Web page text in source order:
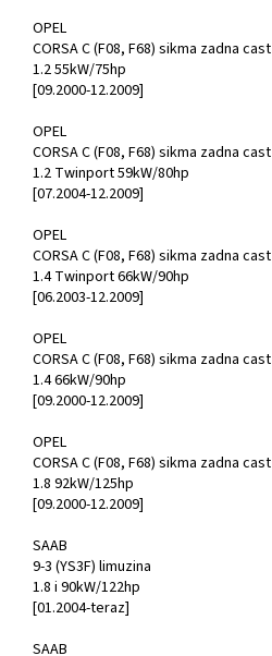
OPEL
CORSA C (F08, F68) sikma zadna cast
1.2 55kW/75hp
[09.2000-12.2009]
OPEL
CORSA C (F08, F68) sikma zadna cast
1.2 Twinport 59kW/80hp
[07.2004-12.2009]
OPEL
CORSA C (F08, F68) sikma zadna cast
1.4 Twinport 66kW/90hp
[06.2003-12.2009]
OPEL
CORSA C (F08, F68) sikma zadna cast
1.4 66kW/90hp
[09.2000-12.2009]
OPEL
CORSA C (F08, F68) sikma zadna cast
1.8 92kW/125hp
[09.2000-12.2009]
SAAB
9-3 (YS3F) limuzina
1.8 i 90kW/122hp
[01.2004-teraz]
SAAB